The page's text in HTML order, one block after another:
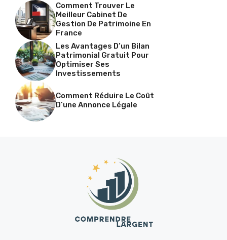
Comment Trouver Le
Meilleur Cabinet De
Gestion De Patrimoine En
France
Les Avantages D’un Bilan
Patrimonial Gratuit Pour
Optimiser Ses
Investissements
Comment Réduire Le Coût
D’une Annonce Légale